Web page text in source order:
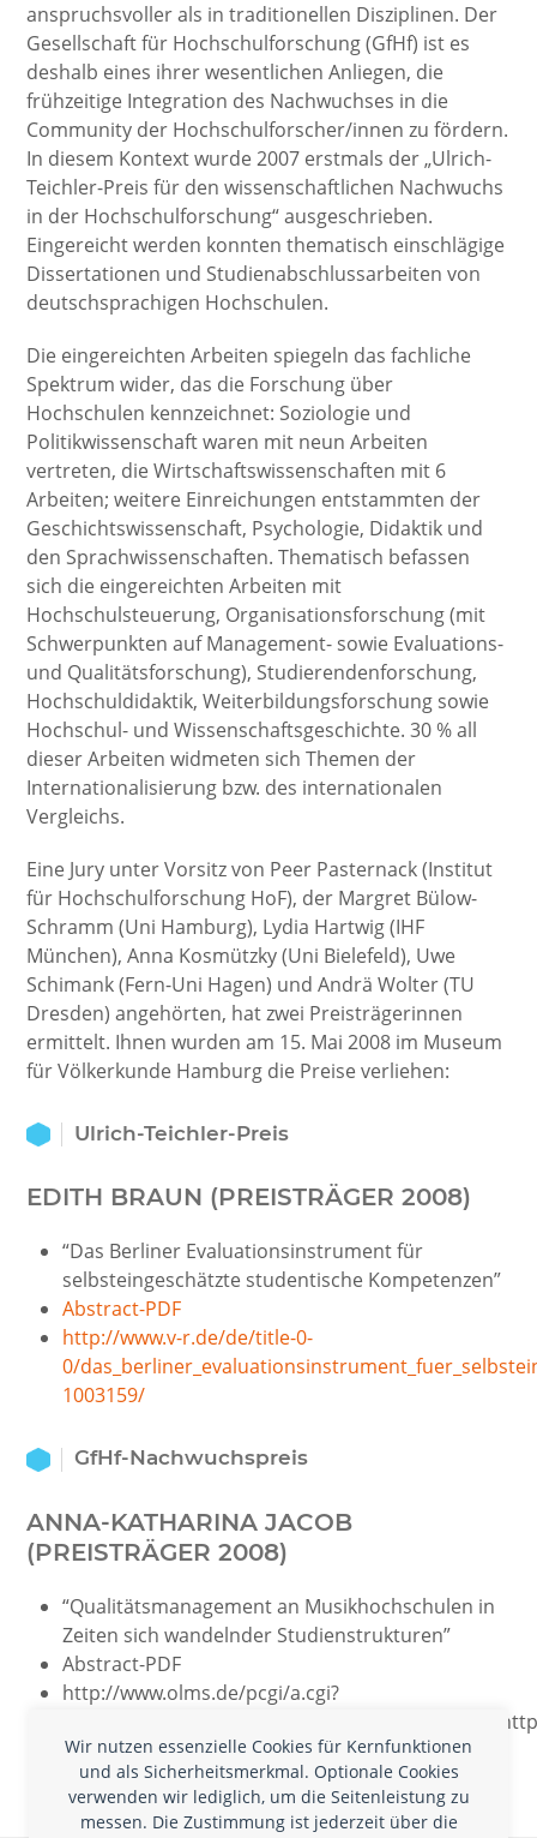
Wir nutzen essenzielle Cookies für Kernfunktionen
und als Sicherheitsmerkmal. Optionale Cookies
verwenden wir lediglich, um die Seitenleistung zu
messen. Die Zustimmung ist jederzeit über die
anspruchsvoller als in traditionellen Disziplinen. Der
Gesellschaft für Hochschulforschung (GfHf) ist es
deshalb eines ihrer wesentlichen Anliegen, die
frühzeitige Integration des Nachwuchses in die
Community der Hochschulforscher/innen zu fördern.
In diesem Kontext wurde 2007 erstmals der „Ulrich-
Teichler-Preis für den wissenschaftlichen Nachwuchs
in der Hochschulforschung“ ausgeschrieben.
Eingereicht werden konnten thematisch einschlägige
Dissertationen und Studienabschlussarbeiten von
deutschsprachigen Hochschulen.
Die eingereichten Arbeiten spiegeln das fachliche
Spektrum wider, das die Forschung über
Hochschulen kennzeichnet: Soziologie und
Politikwissenschaft waren mit neun Arbeiten
vertreten, die Wirtschaftswissenschaften mit 6
Arbeiten; weitere Einreichungen entstammten der
Geschichtswissenschaft, Psychologie, Didaktik und
den Sprachwissenschaften. Thematisch befassen
sich die eingereichten Arbeiten mit
Hochschulsteuerung, Organisationsforschung (mit
Schwerpunkten auf Management- sowie Evaluations-
und Qualitätsforschung), Studierendenforschung,
Hochschuldidaktik, Weiterbildungsforschung sowie
Hochschul- und Wissenschaftsgeschichte. 30 % all
dieser Arbeiten widmeten sich Themen der
Internationalisierung bzw. des internationalen
Vergleichs.
Eine Jury unter Vorsitz von Peer Pasternack (Institut
für Hochschulforschung HoF), der Margret Bülow-
Schramm (Uni Hamburg), Lydia Hartwig (IHF
München), Anna Kosmützky (Uni Bielefeld), Uwe
Schimank (Fern-Uni Hagen) und Andrä Wolter (TU
Dresden) angehörten, hat zwei Preisträgerinnen
ermittelt. Ihnen wurden am 15. Mai 2008 im Museum
für Völkerkunde Hamburg die Preise verliehen:
Ulrich-Teichler-Preis
EDITH BRAUN (PREISTRÄGER 2008)
“Das Berliner Evaluationsinstrument für
selbsteingeschätzte studentische Kompetenzen”
Abstract-PDF
http://www.v-r.de/de/title-0-
0/
1003159/
GfHf-Nachwuchspreis
ANNA-KATHARINA JACOB
(PREISTRÄGER 2008)
“Qualitätsmanagement an Musikhochschulen in
Zeiten sich wandelnder Studienstrukturen”
Abstract-PDF
http://www.olms.de/pcgi/a.cgi?
T=1317816733495